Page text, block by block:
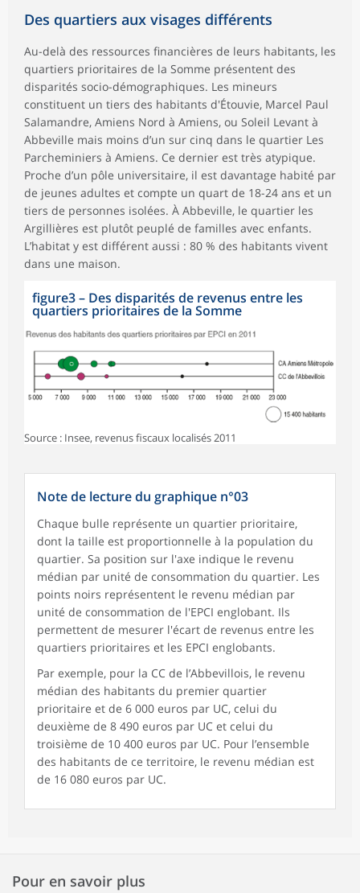
Des quartiers aux visages différents
Au-delà des ressources financières de leurs habitants, les
quartiers prioritaires de la Somme présentent des
disparités socio-démographiques. Les mineurs
constituent un tiers des habitants d'Étouvie, Marcel Paul
Salamandre, Amiens Nord à Amiens, ou Soleil Levant à
Abbeville mais moins d’un sur cinq dans le quartier Les
Parcheminiers à Amiens. Ce dernier est très atypique.
Proche d’un pôle universitaire, il est davantage habité par
de jeunes adultes et compte un quart de 18-24 ans et un
tiers de personnes isolées. À Abbeville, le quartier les
Argillières est plutôt peuplé de familles avec enfants.
L’habitat y est différent aussi : 80 % des habitants vivent
dans une maison.
figure3– Des disparités de revenus entre les
quartiers prioritaires de la Somme
Source : Insee, revenus fiscaux localisés 2011
Note de lecture du graphique n°03
Chaque bulle représente un quartier prioritaire,
dont la taille est proportionnelle à la population du
quartier. Sa position sur l'axe indique le revenu
médian par unité de consommation du quartier. Les
points noirs représentent le revenu médian par
unité de consommation de l'EPCI englobant. Ils
permettent de mesurer l'écart de revenus entre les
quartiers prioritaires et les EPCI englobants.
Par exemple, pour la CC de l’Abbevillois, le revenu
médian des habitants du premier quartier
prioritaire et de 6 000 euros par UC, celui du
deuxième de 8 490 euros par UC et celui du
troisième de 10 400 euros par UC. Pour l’ensemble
des habitants de ce territoire, le revenu médian est
de 16 080 euros par UC.
Pour en savoir plus